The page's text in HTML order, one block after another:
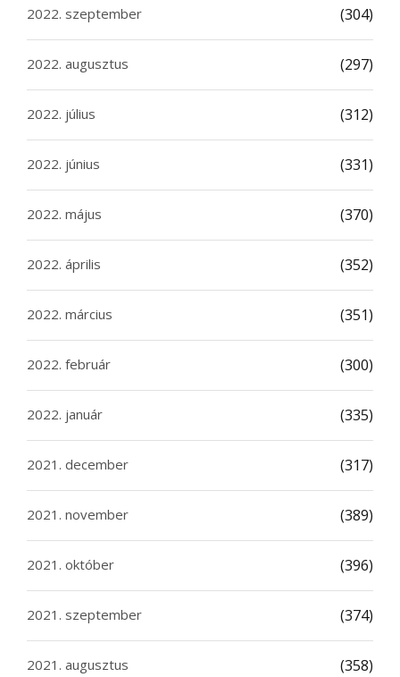
2022. szeptember (304)
2022. augusztus (297)
2022. július (312)
2022. június (331)
2022. május (370)
2022. április (352)
2022. március (351)
2022. február (300)
2022. január (335)
2021. december (317)
2021. november (389)
2021. október (396)
2021. szeptember (374)
2021. augusztus (358)